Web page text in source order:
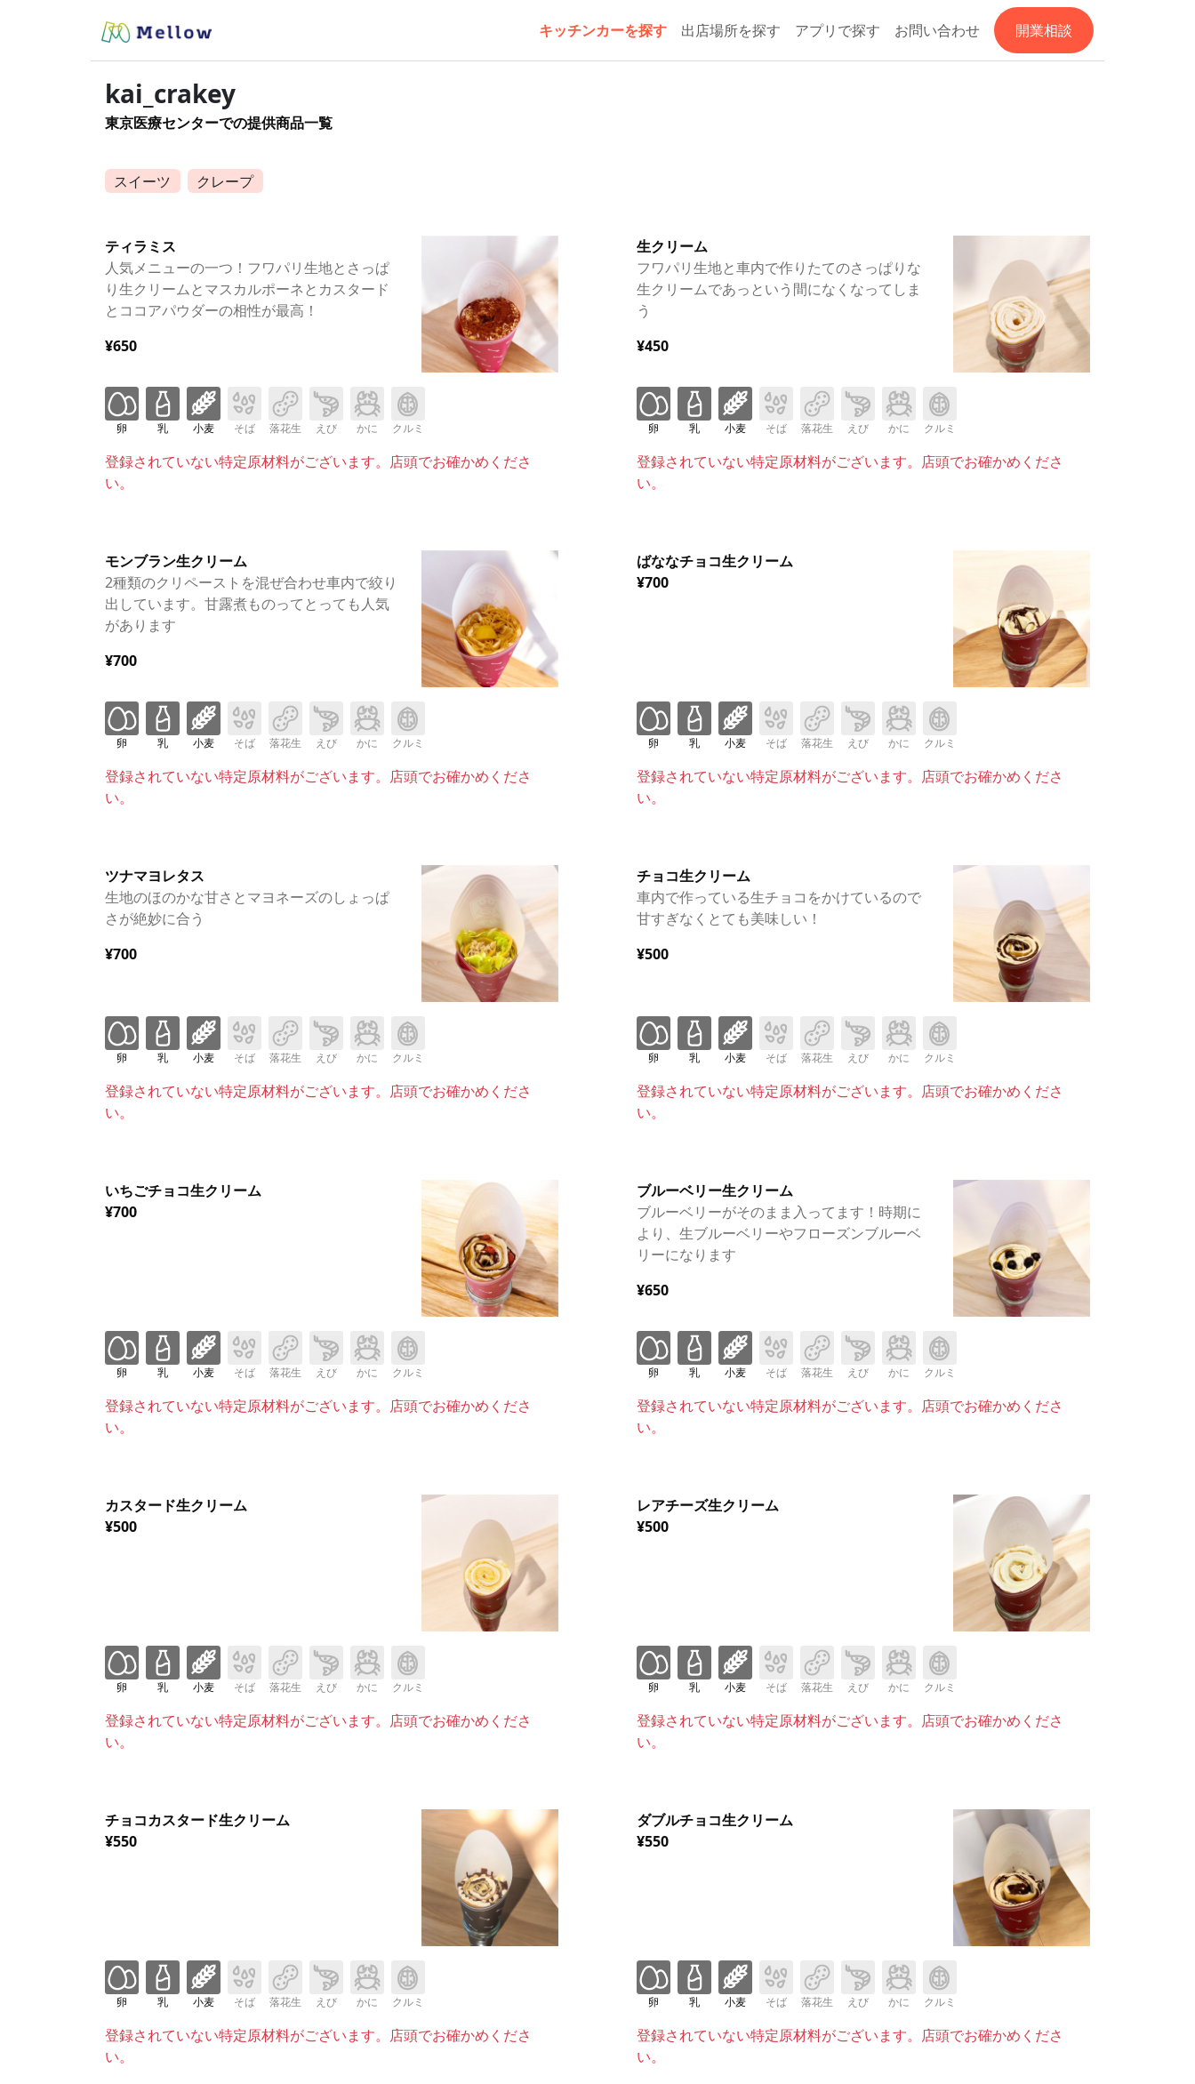
キッチンカーを探す 出店場所を探す アプリで探す お問い合わせ 開業相談
kai_crakey
東京医療センターでの提供商品一覧
スイーツ クレープ
ティラミス
人気メニューの一つ！フワパリ生地とさっぱ
り生クリームとマスカルポーネとカスタード
とココアパウダーの相性が最高！
¥650
卵 乳 小麦 そば 落花生 えび かに クルミ
登録されていない特定原材料がございます。店頭でお確かめくださ
い。
生クリーム
フワパリ生地と車内で作りたてのさっぱりな
生クリームであっという間になくなってしま
う
¥450
卵 乳 小麦 そば 落花生 えび かに クルミ
登録されていない特定原材料がございます。店頭でお確かめくださ
い。
モンブラン生クリーム
2種類のクリペーストを混ぜ合わせ車内で絞り
出しています。甘露煮ものってとっても人気
があります
¥700
卵 乳 小麦 そば 落花生 えび かに クルミ
登録されていない特定原材料がございます。店頭でお確かめくださ
い。
ばななチョコ生クリーム
¥700
卵 乳 小麦 そば 落花生 えび かに クルミ
登録されていない特定原材料がございます。店頭でお確かめくださ
い。
ツナマヨレタス
生地のほのかな甘さとマヨネーズのしょっぱ
さが絶妙に合う
¥700
卵 乳 小麦 そば 落花生 えび かに クルミ
登録されていない特定原材料がございます。店頭でお確かめくださ
い。
チョコ生クリーム
車内で作っている生チョコをかけているので
甘すぎなくとても美味しい！
¥500
卵 乳 小麦 そば 落花生 えび かに クルミ
登録されていない特定原材料がございます。店頭でお確かめくださ
い。
いちごチョコ生クリーム
¥700
卵 乳 小麦 そば 落花生 えび かに クルミ
登録されていない特定原材料がございます。店頭でお確かめくださ
い。
ブルーベリー生クリーム
ブルーベリーがそのまま入ってます！時期に
より、生ブルーベリーやフローズンブルーベ
リーになります
¥650
卵 乳 小麦 そば 落花生 えび かに クルミ
登録されていない特定原材料がございます。店頭でお確かめくださ
い。
カスタード生クリーム
¥500
卵 乳 小麦 そば 落花生 えび かに クルミ
登録されていない特定原材料がございます。店頭でお確かめくださ
い。
レアチーズ生クリーム
¥500
卵 乳 小麦 そば 落花生 えび かに クルミ
登録されていない特定原材料がございます。店頭でお確かめくださ
い。
チョコカスタード生クリーム
¥550
卵 乳 小麦 そば 落花生 えび かに クルミ
登録されていない特定原材料がございます。店頭でお確かめくださ
い。
ダブルチョコ生クリーム
¥550
卵 乳 小麦 そば 落花生 えび かに クルミ
登録されていない特定原材料がございます。店頭でお確かめくださ
い。